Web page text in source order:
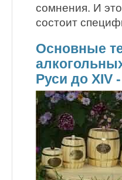
сомнения. И
состоит
Основные
Руси до XIV